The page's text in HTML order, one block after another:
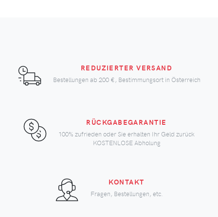
REDUZIERTER VERSAND
Bestellungen ab 200 €, Bestimmungsort in Österreich
RÜCKGABEGARANTIE
100% zufrieden oder Sie erhalten Ihr Geld zurück
KOSTENLOSE Abholung
KONTAKT
Fragen, Bestellungen, etc.